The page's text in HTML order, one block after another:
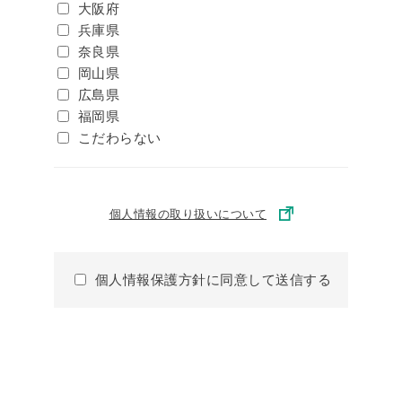
大阪府
兵庫県
奈良県
岡山県
広島県
福岡県
こだわらない
個人情報の取り扱いについて
個人情報保護方針に同意して送信する